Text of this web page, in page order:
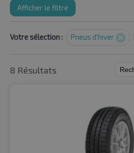
Afficher le filtre
Votre sélection : Pneus d'hiver
8 Résultats